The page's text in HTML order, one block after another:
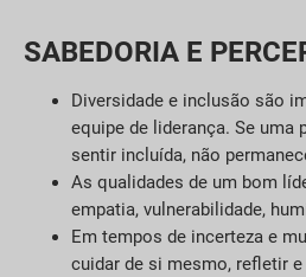
SABEDORIA E
Diversidade e inclusão são
equipe de liderança. Se uma
sentir incluída, não
As qualidades de um bom
empatia, vulnerabilidade,
Em tempos de incerteza e
cuidar de si mesmo, refletir